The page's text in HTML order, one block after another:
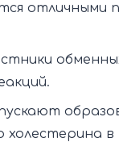
отличными
в